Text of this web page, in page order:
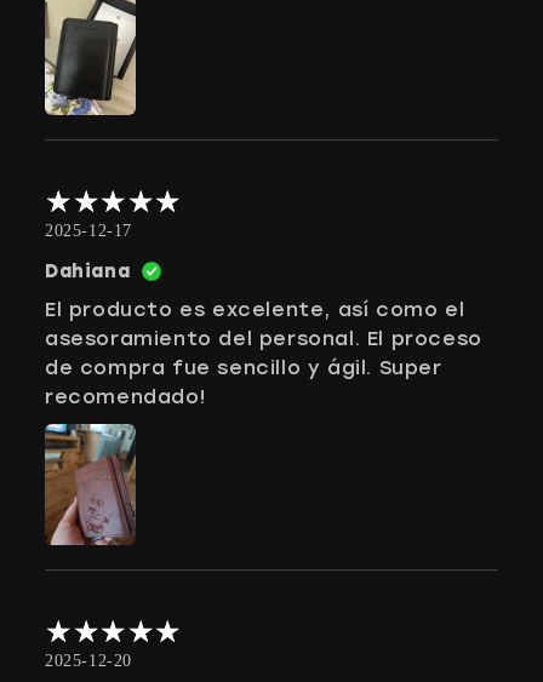
2025-12-17
Dahiana
El producto es excelente, así como el
asesoramiento del personal. El proceso
de compra fue sencillo y ágil. Super
recomendado!
2025-12-20